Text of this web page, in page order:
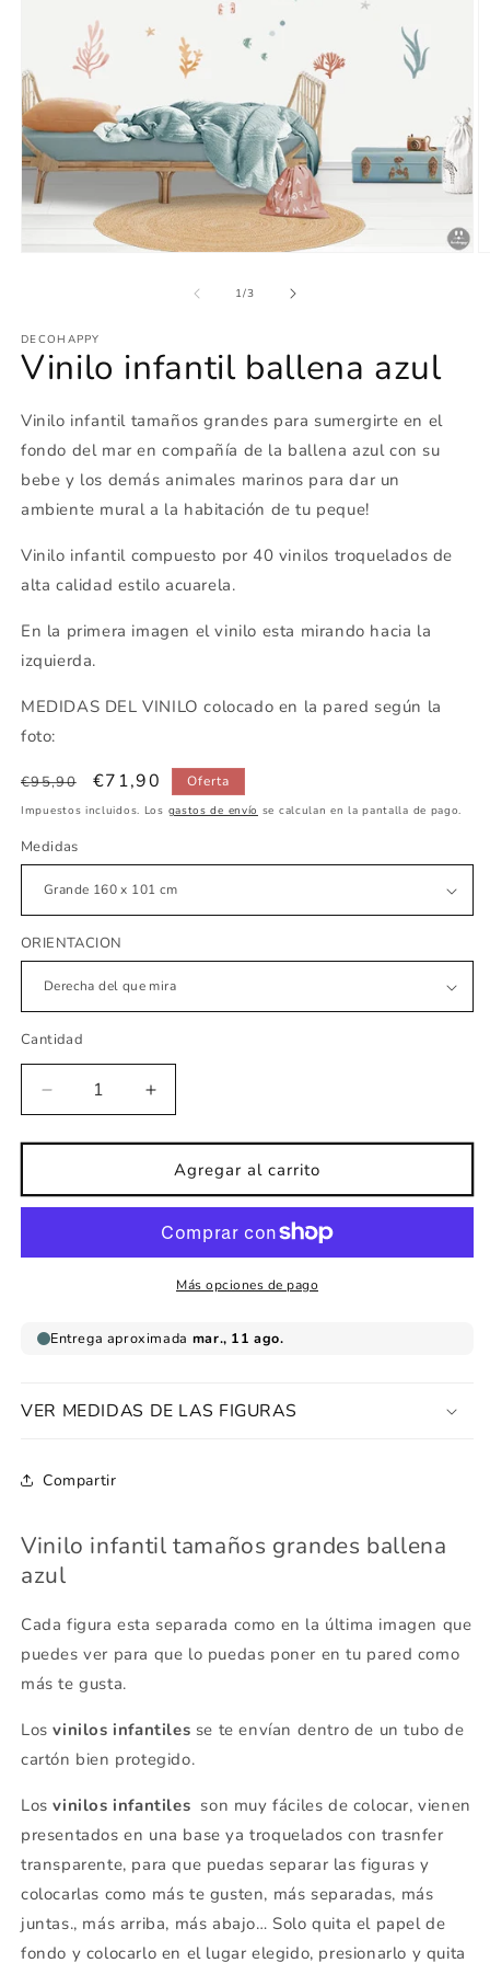
una
ventana
modal
1/de
3
DECOHAPPY
Vinilo infantil ballena azul
Vinilo infantil tamaños grandes para sumergirte en el
fondo del mar en compañía de la ballena azul con su
bebe y los demás animales marinos para dar un
ambiente mural a la habitación de tu peque!
Vinilo infantil compuesto por 40 vinilos troquelados de
alta calidad estilo acuarela.
En la primera imagen el vinilo esta mirando hacia la
izquierda.
MEDIDAS DEL VINILO colocado en la pared según la
foto:
Precio
habitual
€95,90
Precio
de
€71,90 Oferta
Impuestos incluidos. Los gastos de envío se calculan en la pantalla de pago.
Medidas
ORIENTACION
Cantidad
Reducir
cantidad
para
infantil
ballena
Aumentar
cantidad
para
Vinilo
infantil
ballena
azul
Agregar al carrito
Más opciones de pago
VER MEDIDAS DE LAS FIGURAS
Compartir
Vinilo infantil tamaños grandes ballena
azul
Cada figura esta separada como en la última imagen que
puedes ver para que lo puedas poner en tu pared como
más te gusta.
Losvinilos infantiles se te envían dentro de un tubo de
cartón bien protegido.
Losvinilos infantiles son muy fáciles de colocar, vienen
presentados en una base ya troquelados con trasnfer
transparente, para que puedas separar las figuras y
colocarlas como más te gusten, más separadas, más
juntas., más arriba, más abajo… Solo quita el papel de
fondo y colocarlo en el lugar elegido, presionarlo y quita